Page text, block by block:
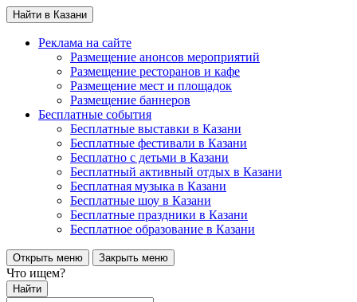
Найти в Казани
Реклама на сайте
Размещение анонсов мероприятий
Размещение ресторанов и кафе
Размещение мест и площадок
Размещение баннеров
Бесплатные события
Бесплатные выставки в Казани
Бесплатные фестивали в Казани
Бесплатно с детьми в Казани
Бесплатный активный отдых в Казани
Бесплатная музыка в Казани
Бесплатные шоу в Казани
Бесплатные праздники в Казани
Бесплатное образование в Казани
Открыть меню Закрыть меню
Что ищем?
Найти